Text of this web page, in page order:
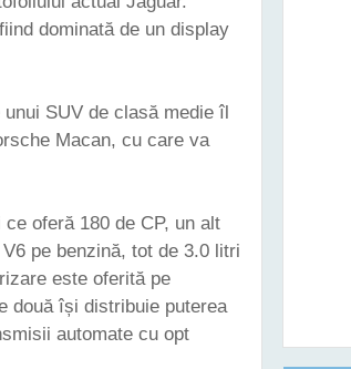
dominată de un display
SUV de clasă medie îl
Macan, cu care va
oferă 180 de CP, un alt
pe benzină, tot de 3.0 litri
este oferită pe
două își distribuie puterea
automate cu opt